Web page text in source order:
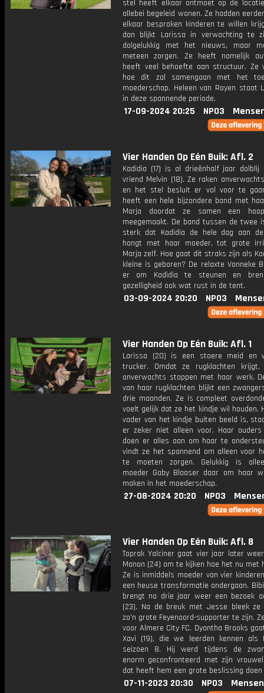
stel heeft elkaar ontmoet op de
allebei begeleid wonen. Ze hadden
elkaar besproken kinderen te willen
dan blijkt Larissa in verwachting te
dolgelukkig met het nieuws, maar
meteen zorgen. Ze heeft namelijk
heeft veel behoefte aan structuur. Ze
hoe dit zal samengaan met het
moederschap. Heleen van Royen staat
in deze spannende periode.
17-09-2024 20:25 NPO3
Vier Handen Op Eén Buik: Afl. 2
Kadidia (17) is al drieënhalf jaar
vriend Melvin (18). Ze raken
en het stel besluit er vol voor te
heeft een hele bijzondere band met
Marja doordat ze samen een
meegemaakt. De band tussen de twee
sterk dat Kadidia de hele dag aan
hangt met haar moeder, tot grote
Marja zelf. Hoe gaat dit straks zijn als
kleine is geboren? De relaxte Vonneke
er om Kadidia te steunen en
gezelligheid ook wat rust in de tent.
03-09-2024 20:20 NPO3
Vier Handen Op Eén Buik: Afl. 1
Larissa (20) is een stoere meid en
trucker. Omdat ze rugklachten
onverwachts stoppen met haar werk.
van haar rugklachten blijkt een
drie maanden. Ze is compleet
voelt gelijk dat ze het kindje wil houden.
vader van het kindje buiten beeld is,
er zeker niet alleen voor. Haar
doen er alles aan om haar te
vindt ze het spannend om alleen voor
te moeten zorgen. Gelukkig is
moeder Gaby Blaaser daar om haar
maken in het moederschap.
27-08-2024 20:20 NPO3
Vier Handen Op Eén Buik: Afl. 8
Toprak Yalciner gaat vier jaar later
Manon (24) om te kijken hoe het nu met
Ze is inmiddels moeder van vier
een heuse transformatie ondergaan.
brengt na drie jaar weer een bezoek
(23). Na de breuk met Jesse bleek
zo'n grote Feyenoord-supporter te zijn.
voor Almere City FC. Dyantha Brooks
Xavi (19), die we leerden kennen als
seizoen 8. Hij werd tijdens de
enorm geconfronteerd met zijn
dat heeft hem een grote beslissing doen
07-11-2023 20:30 NPO3